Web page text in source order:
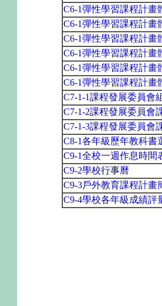
C6-1彈性學習課程計畫
C6-1彈性學習課程計畫
C6-1彈性學習課程計畫
C6-1彈性學習課程計畫
C6-1彈性學習課程計畫
C6-1彈性學習課程計畫
C7-1-1課程發展委員會
C7-1-2課程發展委員會
C7-1-3課程發展委員會
C8-1各年級歷年教科書
C9-1全校一週作息時間
C9-2學校行事曆
C9-3戶外教育課程計畫
C9-4學校各年級成績評